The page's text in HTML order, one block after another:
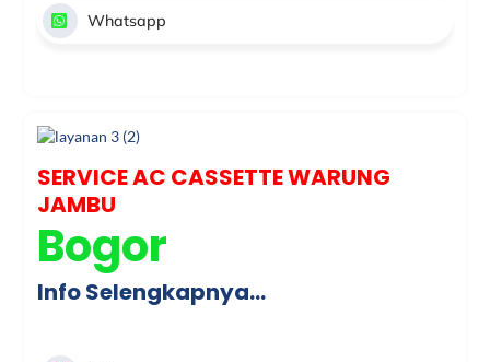
Whatsapp
SERVICE AC CASSETTE WARUNG
JAMBU
Bogor
Info Selengkapnya…